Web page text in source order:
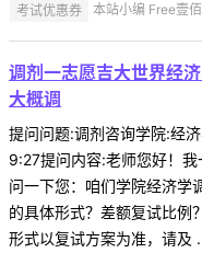
考试优惠券 本站小编 Free壹
调剂一志愿吉大世界经
大概调
提问问题:调剂咨询学院:经
9:27提问内容:老师您好！
问一下您：咱们学院经济学
的具体形式？差额复试比例
形式以复试方案为准，请及